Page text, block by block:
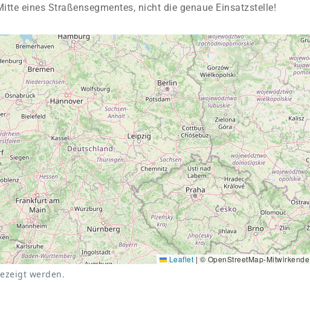
eines Straßensegmentes, nicht die genaue Einsatzstelle!
Leaflet | © OpenStreetMap-Mitwirkende
werden.